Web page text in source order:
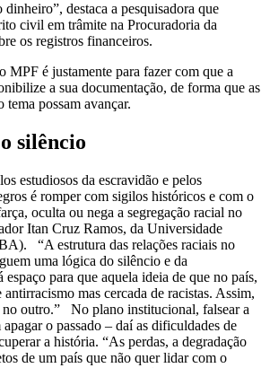
destaca a pesquisadora que
civil em trâmite na Procuradoria da
os registros financeiros.
MPF é justamente para fazer com que a
a sua documentação, de forma que as
tema possam avançar.
silêncio
estudiosos da escravidão e pelos
é romper com sigilos históricos e com o
oculta ou nega a segregação racial no
Itan Cruz Ramos, da Universidade
“A estrutura das relações raciais no
uma lógica do silêncio e da
espaço para que aquela ideia de que no país,
mas cercada de racistas. Assim,
no outro.” No plano institucional, falsear a
o passado – daí as dificuldades de
a história. “As perdas, a degradação
de um país que não quer lidar com o